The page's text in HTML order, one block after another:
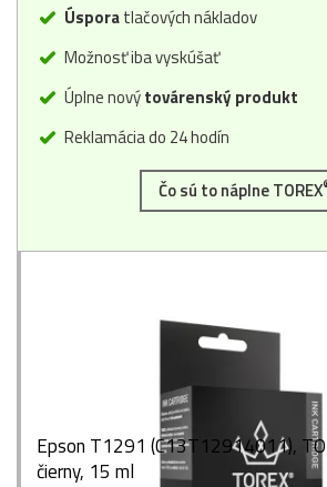
Úsporatlačových nákladov
Možnosť iba vyskúšať
Úplne novýtovárenský produkt
Reklamácia do 24 hodín
Čo sú to náplne TOREX
Epson T1291 (C13T12914011),
čierny, 15 ml